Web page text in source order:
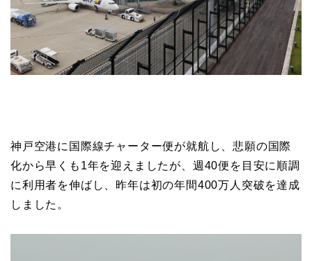
神戸空港に国際線チャーター便が就航し、悲願の国際
化から早くも1年を迎えましたが、週40便を目安に順調
に利用者を伸ばし、昨年は初の年間400万人突破を達成
しました。